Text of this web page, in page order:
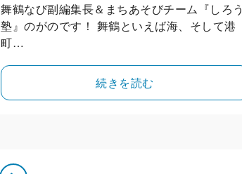
舞鶴なび副編集長＆まちあそびチーム『しろう
塾』のがのです！ 舞鶴といえば海、そして港
町…
続きを読む